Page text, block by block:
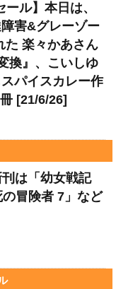
ル】本日は、
害&グレーゾー
た 楽々かあさん
換』、こいしゆ
パイスカレー作
[21/6/26]
は「幼女戦記
冒険者 7」など